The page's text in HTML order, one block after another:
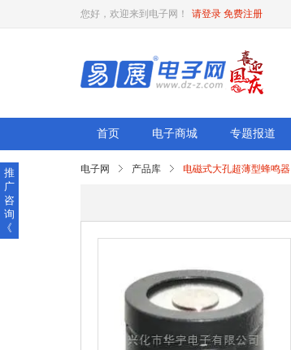
您好，欢迎来到电子网！ 请登录 免费注册
首页 电子商城 专题报道
电子网 产品库 电磁式大孔超薄型蜂鸣器
推
广
咨
询
《